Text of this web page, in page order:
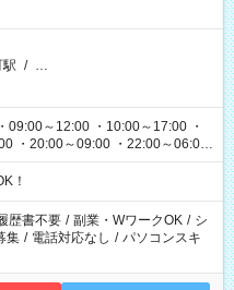
駅 / …
09:00～12:00 ・10:00～17:00 ・
・20:00～09:00 ・22:00～06:00
！
歴書不要 / 副業・WワークOK / シ
集 / 電話対応なし / パソコンスキ